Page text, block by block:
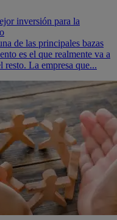
inversión para la
de las principales bazas
es el que realmente va a
resto. La empresa que...